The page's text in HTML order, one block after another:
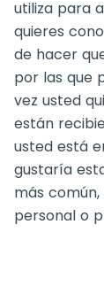
utiliza para
quieres
de hacer
por las que
vez usted
están
usted está
gustaría
más
personal o